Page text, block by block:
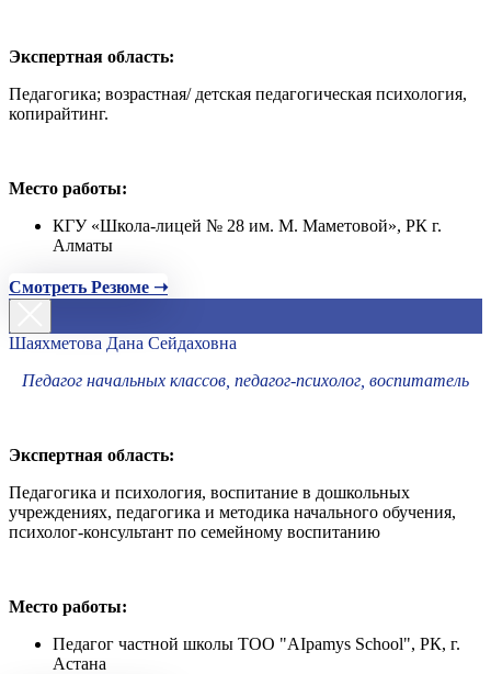
Экспертная область:
Педагогика; возрастная/ детская педагогическая психология,
копирайтинг.
Место работы:
КГУ «Школа-лицей № 28 им. М. Маметовой», РК г.
Алматы
Смотреть Резюме ➝
Шаяхметова Дана Сейдаховна
Педагог начальных классов, педагог-психолог, воспитатель
Экспертная область:
Педагогика и психология, воспитание в дошкольных
учреждениях, педагогика и методика начального обучения,
психолог-консультант по семейному воспитанию
Место работы:
Педагог частной школы ТОО "AIpamys School", РК, г.
Астана